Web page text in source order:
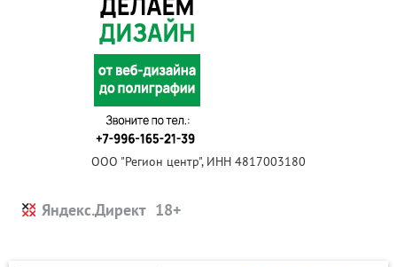
ООО "Регион центр", ИНН 4817003180
Яндекс.Директ